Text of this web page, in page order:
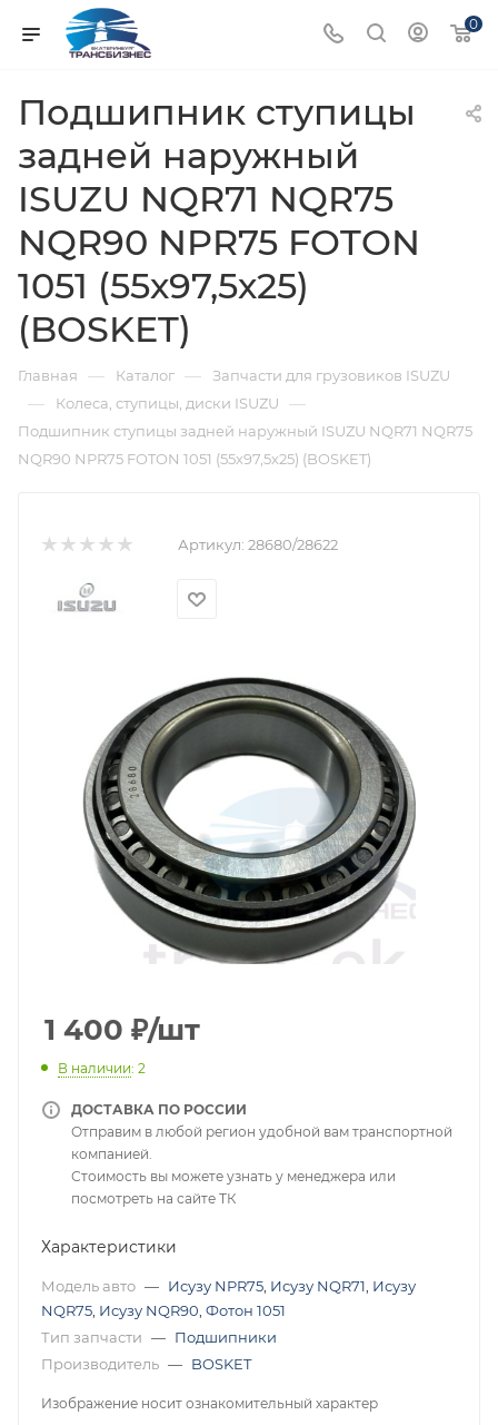
0
Подшипник ступицы
задней наружный
ISUZU NQR71 NQR75
NQR90 NPR75 FOTON
1051 (55х97,5х25)
(BOSKET)
Главная — Каталог — Запчасти для грузовиков ISUZU
— Колеса, ступицы, диски ISUZU —
Подшипник ступицы задней наружный ISUZU NQR71 NQR75
NQR90 NPR75 FOTON 1051 (55х97,5х25) (BOSKET)
Артикул: 28680/28622
1 400 ₽/шт
В наличии: 2
ДОСТАВКА ПО РОССИИ
Отправим в любой регион удобной вам транспортной
компанией.
Стоимость вы можете узнать у менеджера или
посмотреть на сайте ТК
Характеристики
Модель авто — Исузу NPR75 Исузу NQR71 Исузу
NQR75 Исузу NQR90 Фотон 1051
Тип запчасти — Подшипники
Производитель — BOSKET
Изображение носит ознакомительный характер